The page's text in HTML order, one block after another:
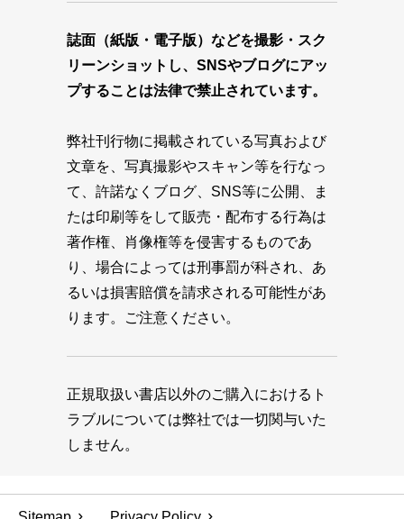
誌面（紙版・電子版）などを撮影・スク
リーンショットし、SNSやブログにアッ
プすることは法律で禁止されています。
弊社刊行物に掲載されている写真および
文章を、写真撮影やスキャン等を行なっ
て、許諾なくブログ、SNS等に公開、ま
たは印刷等をして販売・配布する行為は
著作権、肖像権等を侵害するものであ
り、場合によっては刑事罰が科され、あ
るいは損害賠償を請求される可能性があ
ります。ご注意ください。
正規取扱い書店以外のご購入におけるト
ラブルについては弊社では一切関与いた
しません。